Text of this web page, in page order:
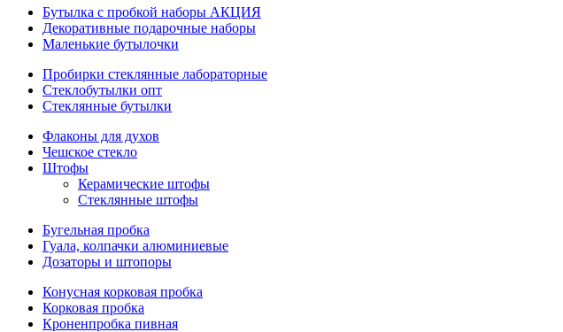
Бутылка с пробкой наборы АКЦИЯ
Декоративные подарочные наборы
Маленькие бутылочки
Пробирки стеклянные лабораторные
Стеклобутылки опт
Стеклянные бутылки
Флаконы для духов
Чешское стекло
Штофы
Керамические штофы
Стеклянные штофы
Бугельная пробка
Гуала, колпачки алюминиевые
Дозаторы и штопоры
Конусная корковая пробка
Корковая пробка
Кроненпробка пивная